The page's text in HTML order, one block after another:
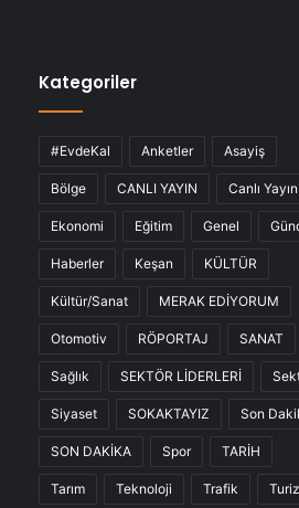
Kategoriler
#EvdeKal Anketler Asayiş
Bölge CANLI YAYIN Canlı Yayın
Ekonomi Eğitim Genel
Haberler Keşan KÜLTÜR
Kültür/Sanat MERAK EDİYORUM
Otomotiv RÖPORTAJ SANAT
Sağlık SEKTÖR LİDERLERİ
Siyaset SOKAKTAYIZ Son
SON DAKİKA Spor TARİH
Tarım Teknoloji Trafik